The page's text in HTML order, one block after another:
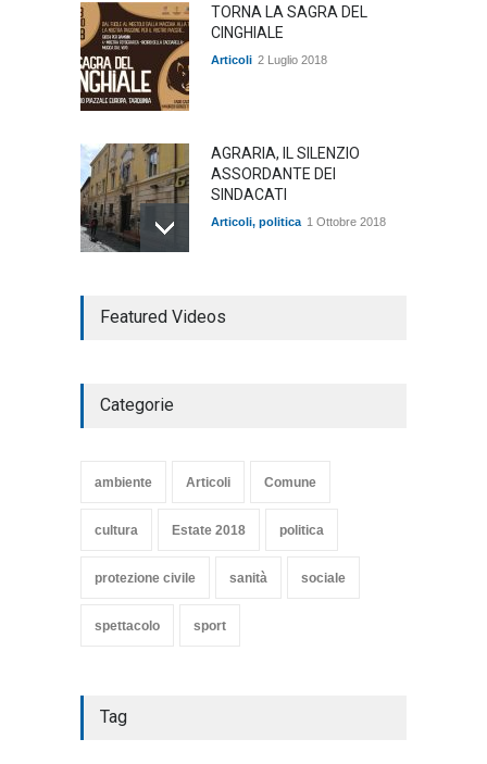
TORNA LA SAGRA DEL
CINGHIALE
Articoli 2 Luglio 2018
AGRARIA, IL SILENZIO
ASSORDANTE DEI
SINDACATI
Articoli, politica 1 Ottobre 2018
COMMEDIA"
TARQUINIA
Featured Videos
Categorie
ambiente Articoli Comune
cultura Estate 2018 politica
protezione civile sanità sociale
spettacolo sport
Tag